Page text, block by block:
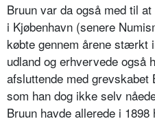
Bruun var da også med til
i Kjøbenhavn (senere
købte gennem årene stærkt
udland og erhvervede også
afsluttende med grevskabet
som han dog ikke selv
Bruun havde allerede i